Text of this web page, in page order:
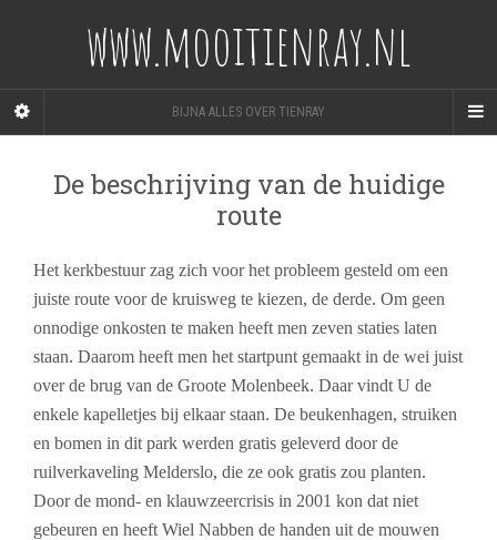
www.mooitienray.nl
BIJNA ALLES OVER TIENRAY
De beschrijving van de huidige
route
Het kerkbestuur zag zich voor het probleem gesteld om een
juiste route voor de kruisweg te kiezen, de derde. Om geen
onnodige onkosten te maken heeft men zeven staties laten
staan. Daarom heeft men het startpunt gemaakt in de wei juist
over de brug van de Groote Molenbeek. Daar vindt U de
enkele kapelletjes bij elkaar staan. De beukenhagen, struiken
en bomen in dit park werden gratis geleverd door de
ruilverkaveling Melderslo, die ze ook gratis zou planten.
Door de mond- en klauwzeercrisis in 2001 kon dat niet
gebeuren en heeft Wiel Nabben de handen uit de mouwen